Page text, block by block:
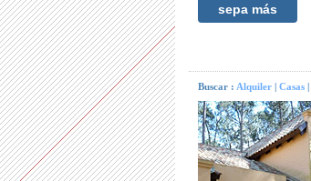
sepa más
Buscar : Alquiler Casas